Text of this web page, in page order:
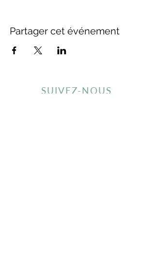
Partager cet événement
SUIVEZ-NOUS